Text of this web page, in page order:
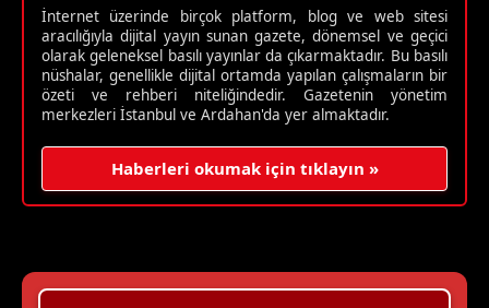
İnternet üzerinde birçok platform, blog ve web sitesi
aracılığıyla dijital yayın sunan gazete, dönemsel ve geçici
olarak geleneksel basılı yayınlar da çıkarmaktadır. Bu basılı
nüshalar, genellikle dijital ortamda yapılan çalışmaların bir
özeti ve rehberi niteliğindedir. Gazetenin yönetim
merkezleri İstanbul ve Ardahan'da yer almaktadır.
Haberleri okumak için tıklayın »